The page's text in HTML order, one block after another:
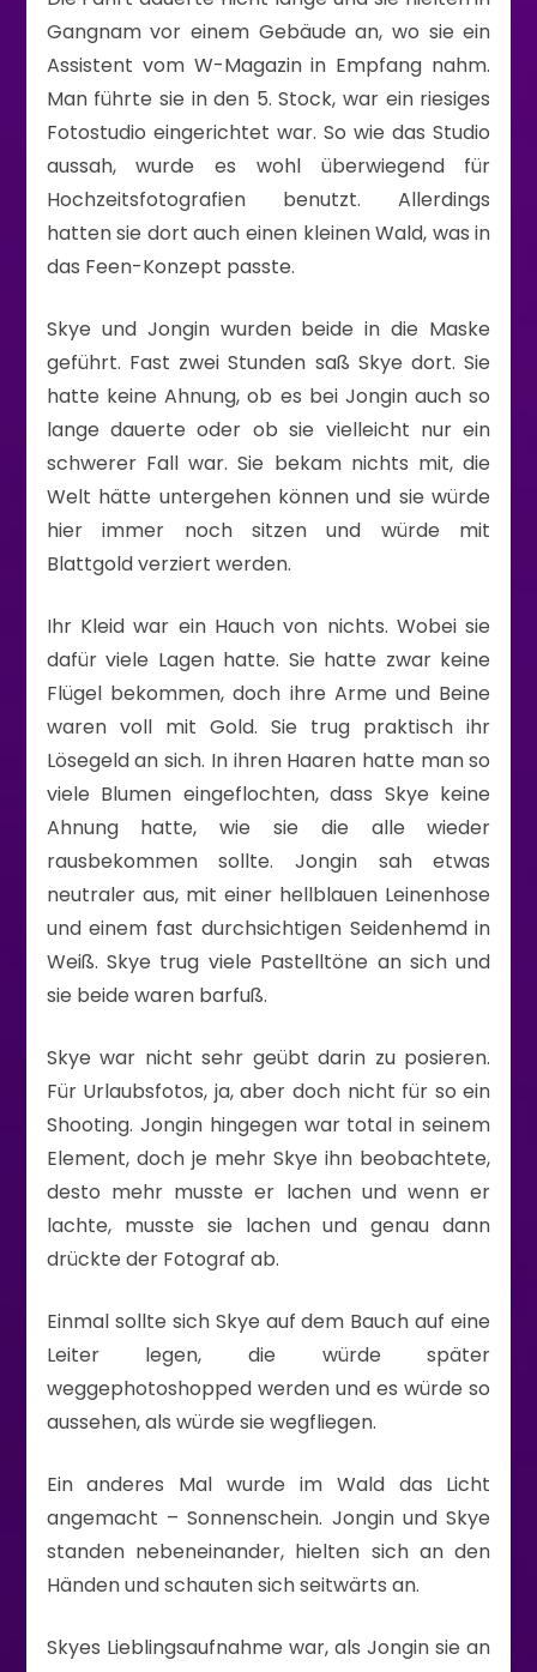
Gangnam vor einem Gebäude an, wo sie ein
Assistent vom W-Magazin in Empfang nahm.
Man führte sie in den 5. Stock, war ein riesiges
Fotostudio eingerichtet war. So wie das Studio
aussah, wurde es wohl überwiegend für
Hochzeitsfotografien benutzt. Allerdings
hatten sie dort auch einen kleinen Wald, was in
das Feen-Konzept passte.
Skye und Jongin wurden beide in die Maske
geführt. Fast zwei Stunden saß Skye dort. Sie
hatte keine Ahnung, ob es bei Jongin auch so
lange dauerte oder ob sie vielleicht nur ein
schwerer Fall war. Sie bekam nichts mit, die
Welt hätte untergehen können und sie würde
hier immer noch sitzen und würde mit
Blattgold verziert werden.
Ihr Kleid war ein Hauch von nichts. Wobei sie
dafür viele Lagen hatte. Sie hatte zwar keine
Flügel bekommen, doch ihre Arme und Beine
waren voll mit Gold. Sie trug praktisch ihr
Lösegeld an sich. In ihren Haaren hatte man so
viele Blumen eingeflochten, dass Skye keine
Ahnung hatte, wie sie die alle wieder
rausbekommen sollte. Jongin sah etwas
neutraler aus, mit einer hellblauen Leinenhose
und einem fast durchsichtigen Seidenhemd in
Weiß. Skye trug viele Pastelltöne an sich und
sie beide waren barfuß.
Skye war nicht sehr geübt darin zu posieren.
Für Urlaubsfotos, ja, aber doch nicht für so ein
Shooting. Jongin hingegen war total in seinem
Element, doch je mehr Skye ihn beobachtete,
desto mehr musste er lachen und wenn er
lachte, musste sie lachen und genau dann
drückte der Fotograf ab.
Einmal sollte sich Skye auf dem Bauch auf eine
Leiter legen, die würde später
weggephotoshopped werden und es würde so
aussehen, als würde sie wegfliegen.
Ein anderes Mal wurde im Wald das Licht
angemacht – Sonnenschein. Jongin und Skye
standen nebeneinander, hielten sich an den
Händen und schauten sich seitwärts an.
Skyes Lieblingsaufnahme war, als Jongin sie an